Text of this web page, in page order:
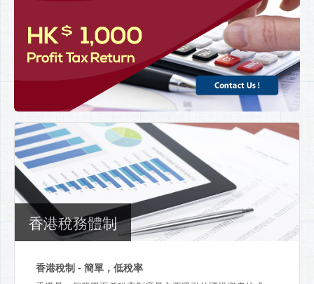
香港稅務體制
香港稅制 - 簡單，低稅率